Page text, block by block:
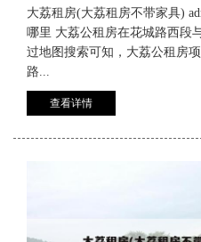
大荔租房(大荔租房不带家具)
哪里 大荔公租房在花城路西段
过地图搜索可知，大荔公租房
路...
查看详情